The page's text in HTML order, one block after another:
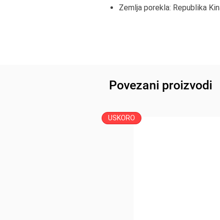
Zemlja porekla: Republika
Povezani proizvodi
USKORO